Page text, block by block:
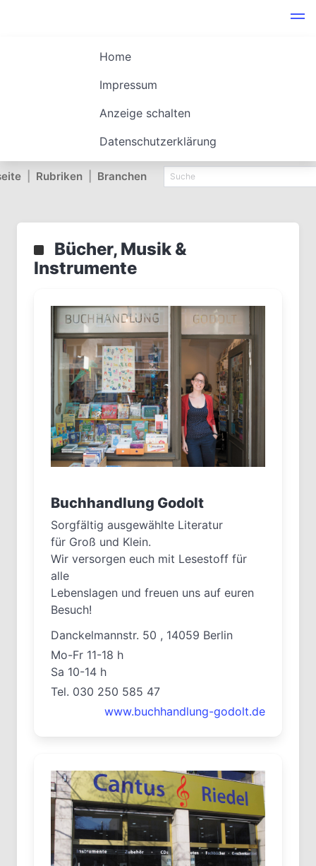
Home
Impressum
Anzeige schalten
Datenschutzerklärung
Rubriken Branchen
Bücher, Musik &
Instrumente
Buchhandlung Godolt
Sorgfältig ausgewählte Literatur
für Groß und Klein.
Wir versorgen euch mit Lesestoff für
alle
Lebenslagen und freuen uns auf euren
Besuch!
Danckelmannstr. 50 , 14059 Berlin
Mo-Fr 11-18 h
Sa 10-14 h
Tel. 030 250 585 47
www.buchhandlung-godolt.de